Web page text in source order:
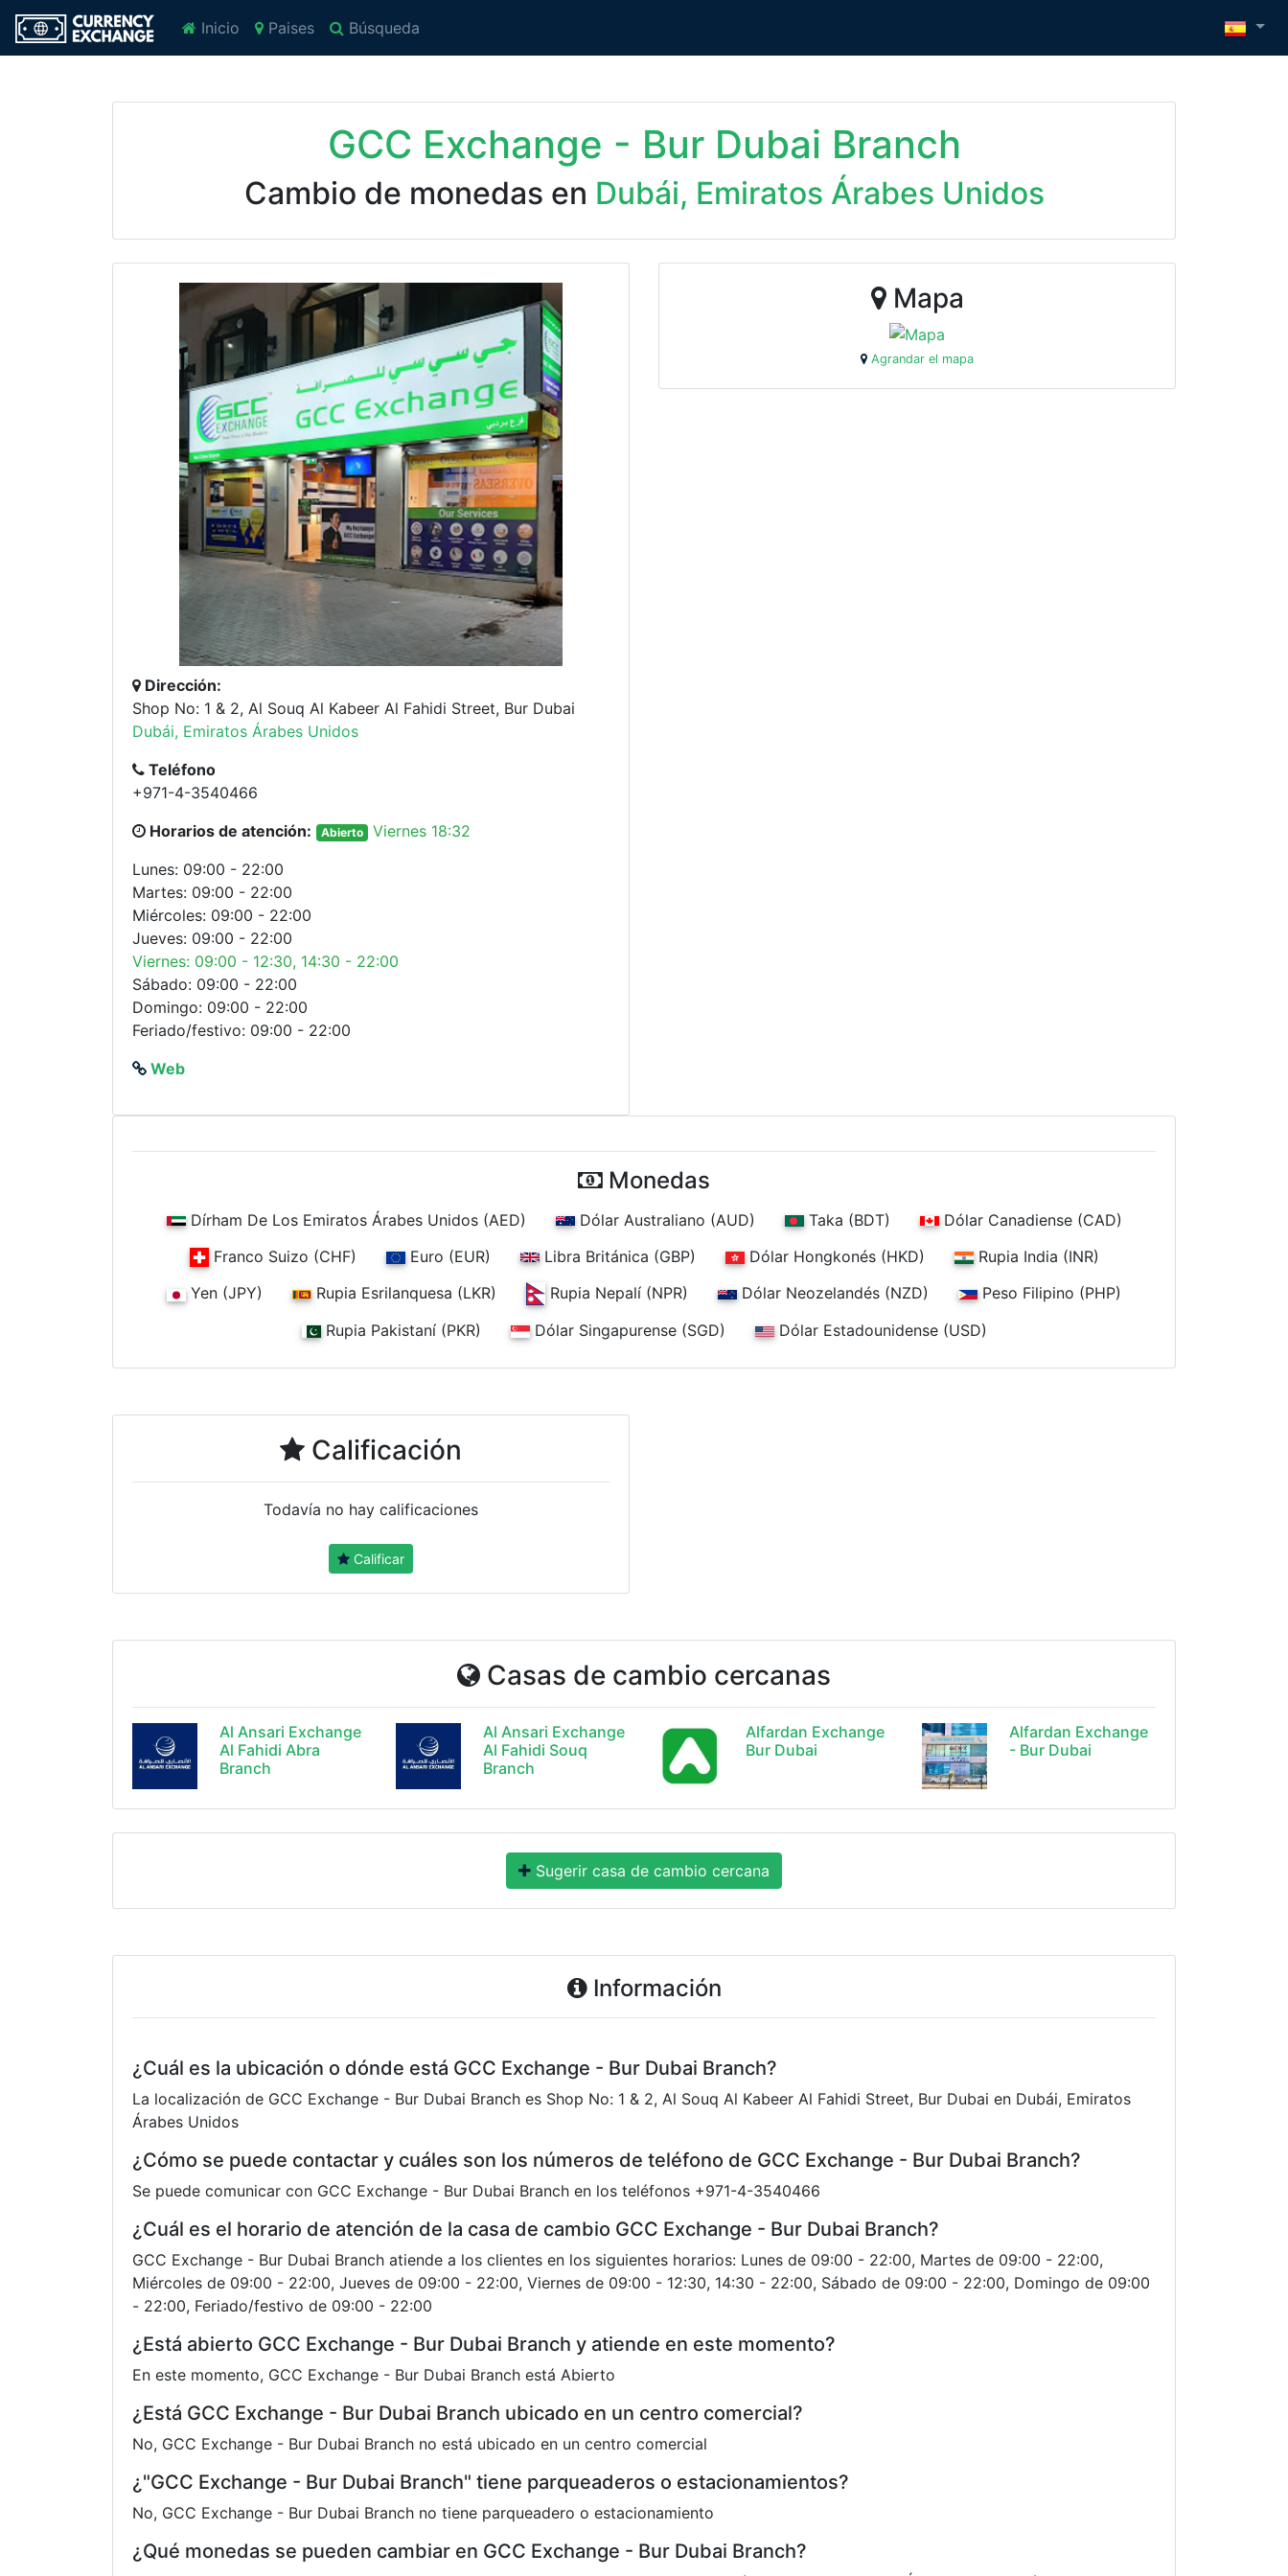
Inicio Paises Búsqueda
GCC Exchange - Bur Dubai Branch
Cambio de monedas en Dubái, Emiratos Árabes Unidos
Dirección:
Shop No: 1 & 2, Al Souq Al Kabeer Al Fahidi Street, Bur Dubai
Dubái, Emiratos Árabes Unidos
Teléfono
+971-4-3540466
Horarios de atención:
Abierto
Viernes 18:32
Lunes: 09:00 - 22:00
Martes: 09:00 - 22:00
Miércoles: 09:00 - 22:00
Jueves: 09:00 - 22:00
Viernes: 09:00 - 12:30, 14:30 - 22:00
Sábado: 09:00 - 22:00
Domingo: 09:00 - 22:00
Feriado/festivo: 09:00 - 22:00
Web
Mapa
Agrandar el mapa
Monedas
Dírham De Los Emiratos Árabes Unidos (AED) Dólar Australiano (AUD) Taka (BDT)
Dólar Canadiense (CAD)
Franco Suizo (CHF)
Euro (EUR) Libra Británica (GBP) Dólar Hongkonés (HKD)
Rupia India (INR)
Yen (JPY)
Rupia Esrilanquesa (LKR) Rupia Nepalí (NPR) Dólar Neozelandés (NZD)
Peso Filipino (PHP)
Rupia Pakistaní (PKR)
Dólar Singapurense (SGD) Dólar Estadounidense (USD)
Calificación
Todavía no hay calificaciones
Calificar
Casas de cambio cercanas
Al Ansari Exchange
Al Fahidi Abra
Branch
Al Ansari Exchange
Al Fahidi Souq
Branch
Alfardan Exchange
Bur Dubai
Alfardan Exchange
- Bur Dubai
Sugerir casa de cambio cercana
Información
¿Cuál es la ubicación o dónde está GCC Exchange - Bur Dubai Branch?
La localización de GCC Exchange - Bur Dubai Branch es Shop No: 1 & 2, Al Souq Al Kabeer Al Fahidi Street, Bur Dubai en Dubái, Emiratos
Árabes Unidos
¿Cómo se puede contactar y cuáles son los números de teléfono de GCC Exchange - Bur Dubai Branch?
Se puede comunicar con GCC Exchange - Bur Dubai Branch en los teléfonos +971-4-3540466
¿Cuál es el horario de atención de la casa de cambio GCC Exchange - Bur Dubai Branch?
GCC Exchange - Bur Dubai Branch atiende a los clientes en los siguientes horarios: Lunes de 09:00 - 22:00, Martes de 09:00 - 22:00,
Miércoles de 09:00 - 22:00, Jueves de 09:00 - 22:00, Viernes de 09:00 - 12:30, 14:30 - 22:00, Sábado de 09:00 - 22:00, Domingo de 09:00
- 22:00, Feriado/festivo de 09:00 - 22:00
¿Está abierto GCC Exchange - Bur Dubai Branch y atiende en este momento?
En este momento, GCC Exchange - Bur Dubai Branch está Abierto
¿Está GCC Exchange - Bur Dubai Branch ubicado en un centro comercial?
No, GCC Exchange - Bur Dubai Branch no está ubicado en un centro comercial
¿"GCC Exchange - Bur Dubai Branch" tiene parqueaderos o estacionamientos?
No, GCC Exchange - Bur Dubai Branch no tiene parqueadero o estacionamiento
¿Qué monedas se pueden cambiar en GCC Exchange - Bur Dubai Branch?